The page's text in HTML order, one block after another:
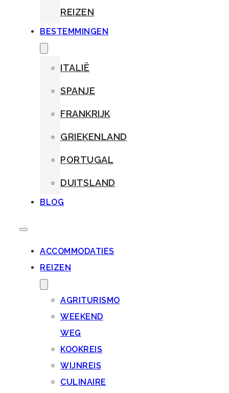
REIZEN
BESTEMMINGEN
ITALIË
SPANJE
FRANKRIJK
GRIEKENLAND
PORTUGAL
DUITSLAND
BLOG
ACCOMMODATIES
REIZEN
AGRITURISMO
WEEKEND
WEG
KOOKREIS
WIJNREIS
CULINAIRE